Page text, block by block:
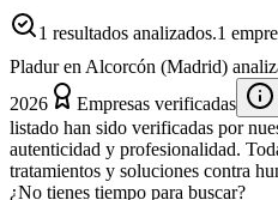
1 resultados analizados.1
Pladur en Alcorcón (Madrid)
2026
Empresas verificadas
listado han sido verificadas por
autenticidad y profesionalidad.
tratamientos y soluciones contra
¿No tienes tiempo para buscar?